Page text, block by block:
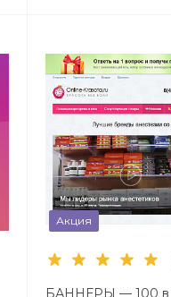
Акция
БАННЕРЫ — 100 в